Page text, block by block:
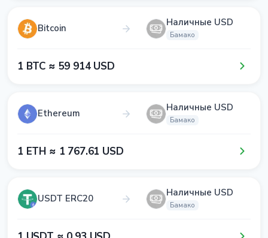
Bitcoin Наличные USD
Бамако
1​ BTC ≈ 5​9​ 9​1​4​ USD
Ethereum Наличные USD
Бамако
1​ ETH ≈ 1​ 7​6​7​.6​1​ USD
USDT ERC20 Наличные USD
Бамако